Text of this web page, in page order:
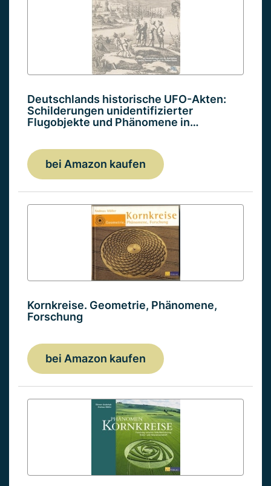
Deutschlands historische UFO-Akten:
Schilderungen unidentifizierter
Flugobjekte und Phänomene in…
bei Amazon kaufen
Kornkreise. Geometrie, Phänomene,
Forschung
bei Amazon kaufen